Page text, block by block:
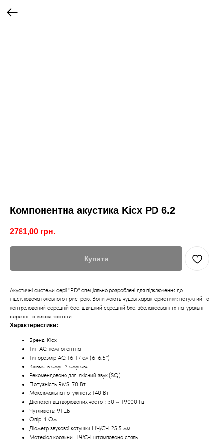
Компонентна акустика Kicx PD 6.2
2781,00 грн.
Купити
Акустичні системи серії "PD" спеціально розроблені для підключення до
підсилювача головного пристрою. Вони мають чудові характеристики: потужний та
контролований середній бас, швидкий середній бас, збалансовані та натуральні
середні та високі частоти.
Характеристики:
Бренд: Kicx
Тип АС: компонентна
Типорозмір АС: 16-17 см (6-6.5")
Кількість смуг: 2 смугова
Рекомендовано для: якісний звук (SQ)
Потужність RMS: 70 Вт
Максимальна потужність: 140 Вт
Діапазон відтворюваних частот: 50 ~ 19000 Гц
Чутливість: 91 дБ
Опір: 4 Ом
Діаметр звукової котушки НЧ/СЧ: 25.5 мм
Матеріал корзини НЧ/СЧ: штампована сталь